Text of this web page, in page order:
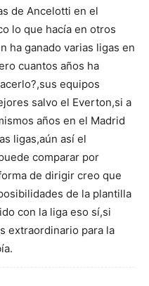
de Ancelotti en el
lo que hacía en otros
ha ganado varias ligas en
cuantos años ha
equipos
salvo el Everton,si a
años en el Madrid
ligas,aún así el
comparar por
de dirigir creo que
de la plantilla
con la liga eso sí,si
extraordinario para la